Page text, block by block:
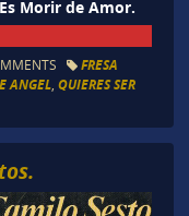
Morir de Amor.
FRESA
ANGEL, QUIERES SER